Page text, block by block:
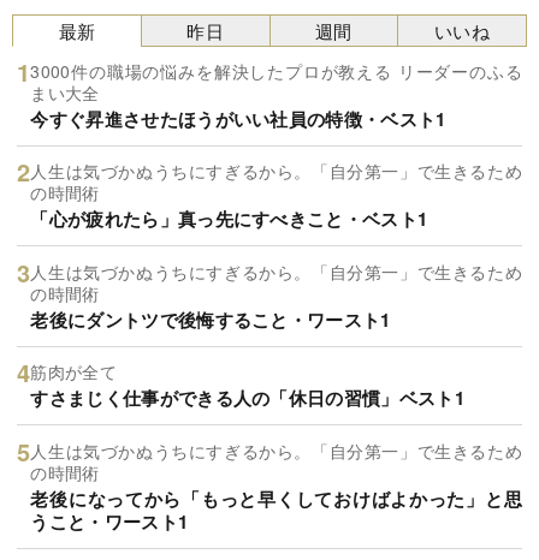
最新
3000件の職場の悩みを解決したプロが教える リーダーのふる
まい大全
今すぐ昇進させたほうがいい社員の特徴・ベスト1
人生は気づかぬうちにすぎるから。「自分第一」で生きるため
の時間術
「心が疲れたら」真っ先にすべきこと・ベスト1
人生は気づかぬうちにすぎるから。「自分第一」で生きるため
の時間術
老後にダントツで後悔すること・ワースト1
筋肉が全て
すさまじく仕事ができる人の「休日の習慣」ベスト1
人生は気づかぬうちにすぎるから。「自分第一」で生きるため
の時間術
老後になってから「もっと早くしておけばよかった」と思
うこと・ワースト1
昨日 週間 いいね